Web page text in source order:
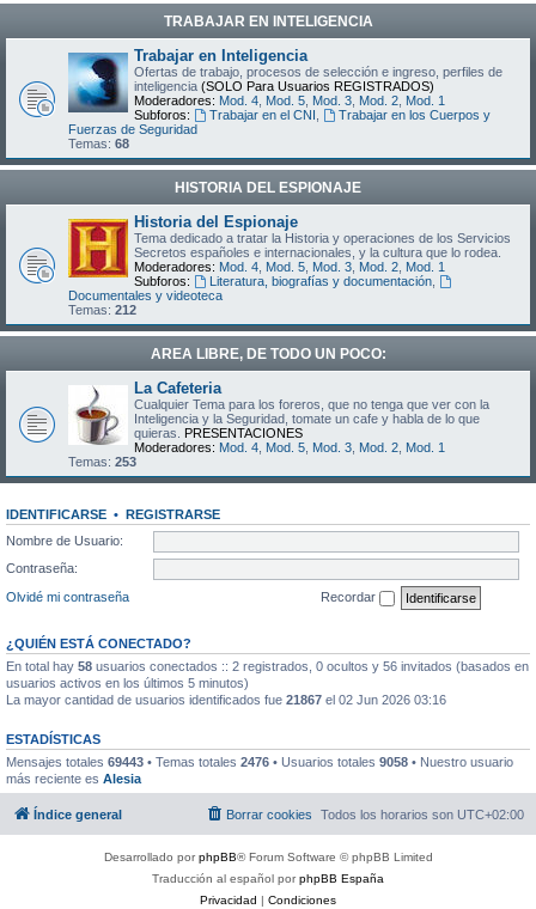
TRABAJAR EN INTELIGENCIA
Trabajar en Inteligencia
Ofertas de trabajo, procesos de selección e ingreso, perfiles de
inteligencia (SOLO Para Usuarios REGISTRADOS)
Moderadores: Mod. 4 Mod. 5 Mod. 3 Mod. 2 Mod. 1
Subforos:
Trabajar en el CNI
Trabajar en los Cuerpos y
Fuerzas de Seguridad
Temas: 68
HISTORIA DEL ESPIONAJE
Historia del Espionaje
Tema dedicado a tratar la Historia y operaciones de los Servicios
Secretos españoles e internacionales, y la cultura que lo rodea.
Moderadores: Mod. 4 Mod. 5 Mod. 3 Mod. 2 Mod. 1
Subforos:
Literatura, biografías y documentación,
Documentales y videoteca
Temas: 212
AREA LIBRE, DE TODO UN POCO:
La Cafeteria
Cualquier Tema para los foreros, que no tenga que ver con la
Inteligencia y la Seguridad, tomate un cafe y habla de lo que
quieras. PRESENTACIONES
Moderadores: Mod. 4 Mod. 5 Mod. 3 Mod. 2 Mod. 1
Temas: 253
IDENTIFICARSE • REGISTRARSE
Nombre de Usuario:
Contraseña:
Olvidé mi contraseña
Recordar
¿QUIÉN ESTÁ CONECTADO?
En total hay 58 usuarios conectados :: 2 registrados, 0 ocultos y 56 invitados (basados en
usuarios activos en los últimos 5 minutos)
La mayor cantidad de usuarios identificados fue 21867 el 02 Jun 2026 03:16
ESTADÍSTICAS
Mensajes totales 69443 • Temas totales 2476 • Usuarios totales 9058 • Nuestro usuario
más reciente es Alesia
Índice general Todos los horarios son UTC+02:00
Borrar cookies
Desarrollado porphpBB® Forum Software © phpBB Limited
Traducción al español porphpBB España
Privacidad | Condiciones